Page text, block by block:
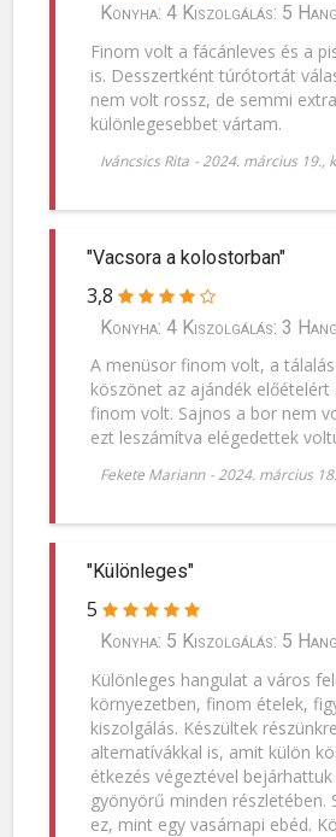
Konyha: 4 Kiszolgálás: 5
Finom volt a fácánleves és a
is. Desszertként túrótortát
nem volt rossz, de semmi
különlegesebbet vártam.
Iváncsics Rita -2024. március 19.,
"Vacsora a kolostorban"
3,8
Konyha: 4 Kiszolgálás: 3
A menüsor finom volt, a
köszönet az ajándék előételért
finom volt. Sajnos a bor nem
ezt leszámítva elégedettek
Fekete Mariann -2024. március
"Különleges"
5
Konyha: 5 Kiszolgálás: 5
Különleges hangulat a város
környezetben, finom ételek,
kiszolgálás. Készültek
alternatívákkal is, amit külön
étkezés végeztével
gyönyörű minden részletében.
ez, mint egy vasárnapi ebéd.